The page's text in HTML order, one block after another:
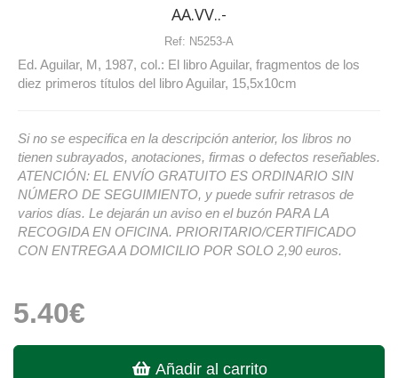
AA.VV..-
Ref: N5253-A
Ed. Aguilar, M, 1987, col.: El libro Aguilar, fragmentos de los
diez primeros títulos del libro Aguilar, 15,5x10cm
Si no se especifica en la descripción anterior, los libros no
tienen subrayados, anotaciones, firmas o defectos reseñables.
ATENCIÓN: EL ENVÍO GRATUITO ES ORDINARIO SIN
NÚMERO DE SEGUIMIENTO, y puede sufrir retrasos de
varios días. Le dejarán un aviso en el buzón PARA LA
RECOGIDA EN OFICINA. PRIORITARIO/CERTIFICADO
CON ENTREGA A DOMICILIO POR SOLO 2,90 euros.
5.40€
Añadir al carrito